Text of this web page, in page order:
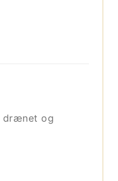
drænet og